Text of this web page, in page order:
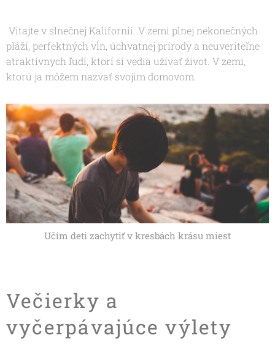
Vitajte v slnečnej Kalifornii. V zemi plnej nekonečných
pláží, perfektných vĺn, úchvatnej prírody a neuveriteľne
atraktívnych ľudí, ktorí si vedia užívať život. V zemi,
ktorú ja môžem nazvať svojim domovom.
Učím deti zachytiť v kresbách krásu miest
Večierky a
vyčerpávajúce výlety